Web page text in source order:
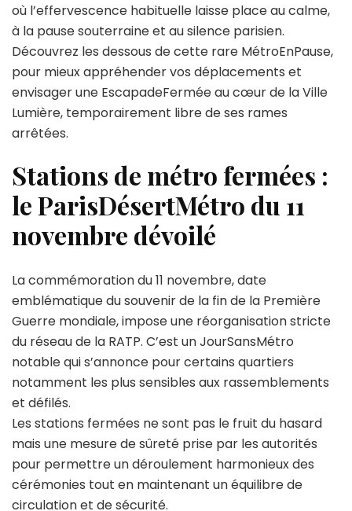
où l’effervescence habituelle laisse place au calme,
à la pause souterraine et au silence parisien.
Découvrez les dessous de cette rare MétroEnPause,
pour mieux appréhender vos déplacements et
envisager une EscapadeFermée au cœur de la Ville
Lumière, temporairement libre de ses rames
arrêtées.
Stations de métro fermées :
le ParisDésertMétro du 11
novembre dévoilé
La commémoration du 11 novembre, date
emblématique du souvenir de la fin de la Première
Guerre mondiale, impose une réorganisation stricte
du réseau de la RATP. C’est un JourSansMétro
notable qui s’annonce pour certains quartiers
notamment les plus sensibles aux rassemblements
et défilés.
Les stations fermées ne sont pas le fruit du hasard
mais une mesure de sûreté prise par les autorités
pour permettre un déroulement harmonieux des
cérémonies tout en maintenant un équilibre de
circulation et de sécurité.